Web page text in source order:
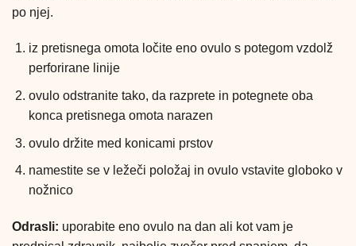
po njej.
iz pretisnega omota ločite eno ovulo s potegom vzdolž
perforirane linije
ovulo odstranite tako, da razprete in potegnete oba
konca pretisnega omota narazen
ovulo držite med konicami prstov
namestite se v ležeči položaj in ovulo vstavite globoko v
nožnico
Odrasli: uporabite eno ovulo na dan ali kot vam je